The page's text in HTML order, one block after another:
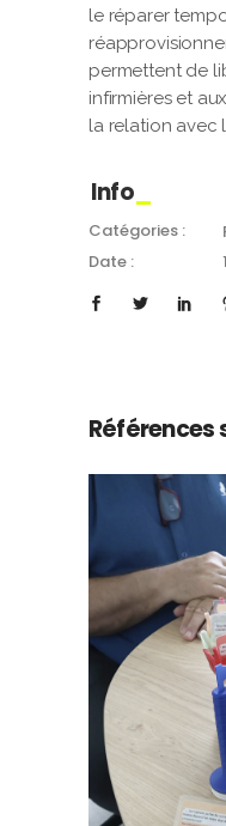
le réparer
permettent de
infirmières et
la relation avec
Info
Catégories :
Date :
Références
Le
de